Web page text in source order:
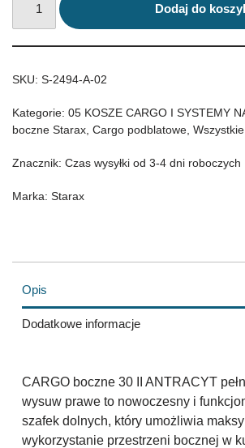
Dodaj do
SKU: S-2494-A-02
Kategorie: 05 KOSZE CARGO I SYSTEMY
boczne Starax Cargo podblatowe
Znacznik: Czas wysyłki od 3-4 dni roboczych
Marka: Starax
Opis
Dodatkowe informacje
CARGO boczne 30 II ANTRACYT
wysuw prawe to nowoczesny i
szafek dolnych, który umożliwia
wykorzystanie przestrzeni bocznej w